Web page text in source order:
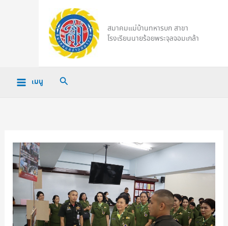
สมาคมแม่บ้านทหารบก สาขา
โรงเรียนนายร้อยพระจุลจอมเกล้า
เมนู Search